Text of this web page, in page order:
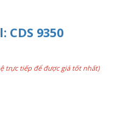
9350
trực tiếp để được giá tốt nhất)